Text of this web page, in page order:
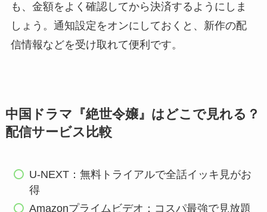
も、金額をよく確認してから決済するようにしま
しょう。通知設定をオンにしておくと、新作の配
信情報などを受け取れて便利です。
中国ドラマ『絶世令嬢』はどこで見れる？
配信サービス比較
U-NEXT：無料トライアルで全話イッキ見がお
得
Amazonプライムビデオ：コスパ最強で見放題